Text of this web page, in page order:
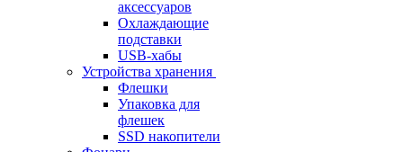
аксессуаров
Охлаждающие
подставки
USB-хабы
Устройства хранения
Флешки
Упаковка для
флешек
SSD накопители